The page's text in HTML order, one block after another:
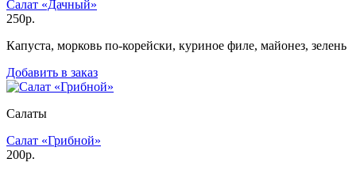
Салат «Дачный»
250р.
Капуста, морковь по-корейски, куриное филе, майонез, зелень
Добавить в заказ
Салаты
Салат «Грибной»
200р.